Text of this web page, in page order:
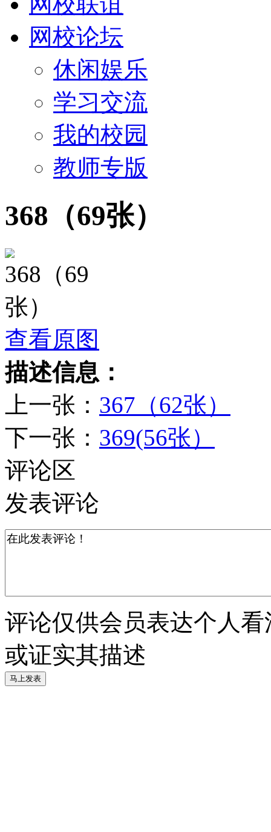
网校论坛
休闲娱乐
学习交流
我的校园
教师专版
368（69张）
查看原图
描述信息：
上一张： 367（62张）
下一张： 369(56张）
评论区
发表评论
评论仅供会员表达个人
或证实其描述